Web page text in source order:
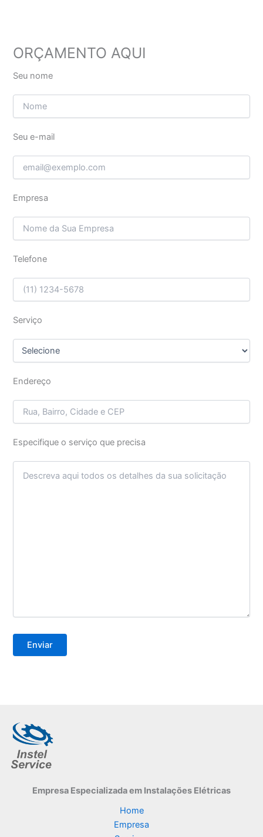
ORÇAMENTO AQUI
Seu nome
Seu e-mail
Empresa
Telefone
Serviço
Endereço
Especifique o serviço que precisa
Empresa Especializadaem Instalações Elétricas
Home
Empresa